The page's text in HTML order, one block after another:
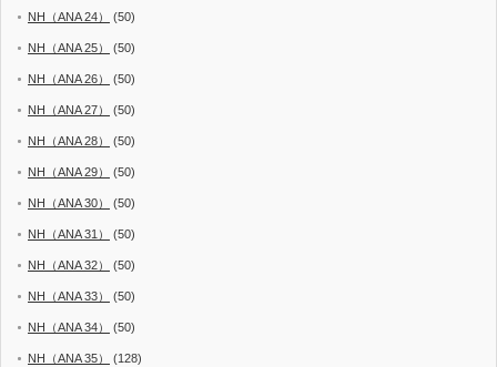
NH（ANA 24） (50)
NH（ANA 25） (50)
NH（ANA 26） (50)
NH（ANA 27） (50)
NH（ANA 28） (50)
NH（ANA 29） (50)
NH（ANA 30） (50)
NH（ANA 31） (50)
NH（ANA 32） (50)
NH（ANA 33） (50)
NH（ANA 34） (50)
NH（ANA 35） (128)